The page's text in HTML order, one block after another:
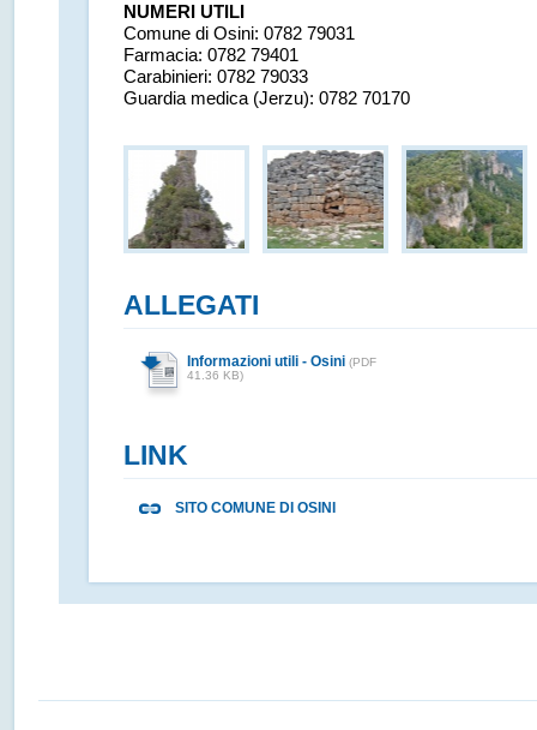
NUMERI UTILI
Comune di Osini: 0782 79031
Farmacia: 0782 79401
Carabinieri: 0782 79033
Guardia medica (Jerzu): 0782 70170
ALLEGATI
Informazioni utili - Osini (PDF
41.36 KB)
LINK
SITO COMUNE DI OSINI